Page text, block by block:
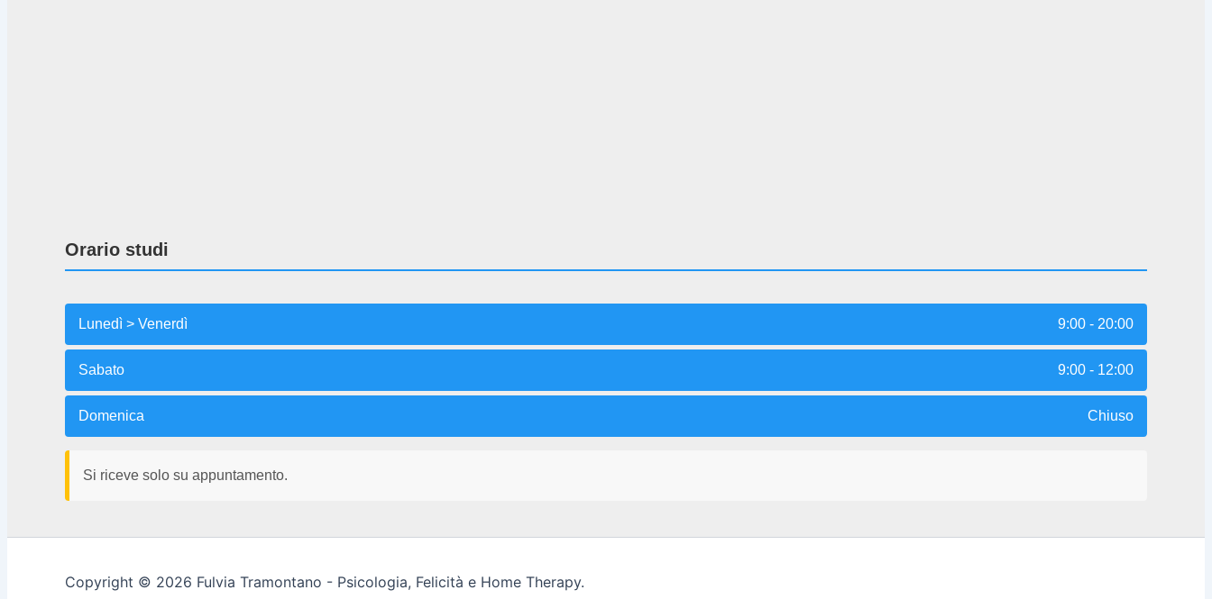
Orario studi
Lunedì > Venerdì 9:00 - 20:00
Sabato 9:00 - 12:00
Domenica Chiuso
Si riceve solo su appuntamento.
Copyright © 2026 Fulvia Tramontano - Psicologia, Felicità e Home Therapy.